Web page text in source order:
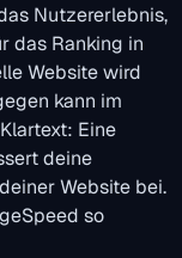
Nutzererlebnis,
das Ranking in
Website wird
kann im
Eine
deine
Website bei.
so